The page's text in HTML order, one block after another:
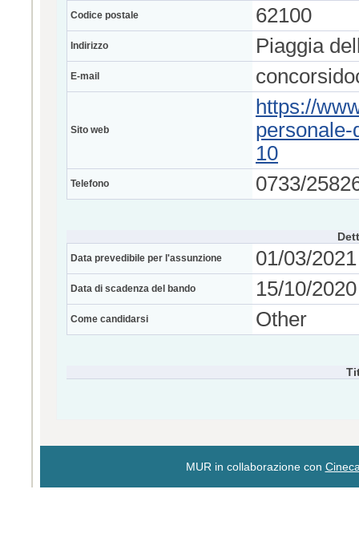
Codice postale 62100
Indirizzo Piaggia
E-mail
Sito web
https://
10
Telefono 0733/
Data prevedibile per l'assunzione 01/03/2021
Data di scadenza del bando 15/10/
Come candidarsi Other
MUR in collaborazione con